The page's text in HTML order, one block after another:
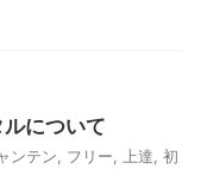
について
ンテン フリー 上達 初